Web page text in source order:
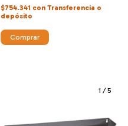
$754.341 con Transferencia o
depósito
1 /5